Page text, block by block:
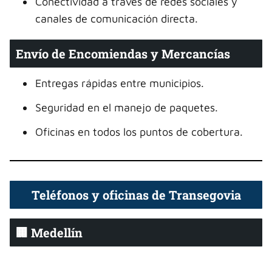
canales de comunicación directa.
Envío de Encomiendas y Mercancías
Entregas rápidas entre municipios.
Seguridad en el manejo de paquetes.
Oficinas en todos los puntos de cobertura.
Teléfonos y oficinas de Transegovia
🏢 Medellín